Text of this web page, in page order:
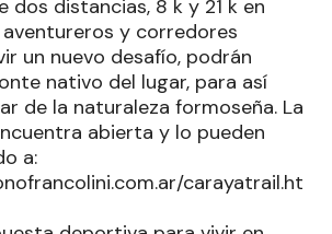
dos distancias, 8 k y 21 k en
y corredores
un nuevo desafío, podrán
nativo del lugar, para así
de la naturaleza formoseña. La
abierta y lo pueden
a:
carayatrail.ht